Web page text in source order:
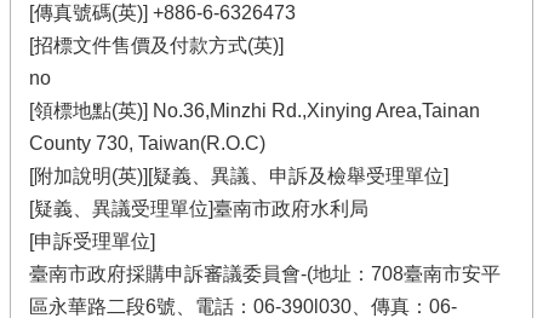
[傳真號碼(英)] +886-6-6326473
[招標文件售價及付款方式(英)]
no
[領標地點(英)] No.36,Minzhi Rd.,Xinying Area,Tainan
County 730, Taiwan(R.O.C)
[附加說明(英)][疑義、異議、申訴及檢舉受理單位]
[疑義、異議受理單位]臺南市政府水利局
[申訴受理單位]
臺南市政府採購申訴審議委員會-(地址：708臺南市安平
區永華路二段6號、電話：06-390l030、傳真：06-